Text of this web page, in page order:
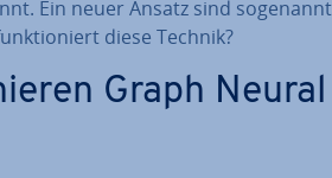
Ein neuer Ansatz sind
diese Technik?
Graph Neural